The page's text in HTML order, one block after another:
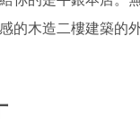
的木造二樓建築的外